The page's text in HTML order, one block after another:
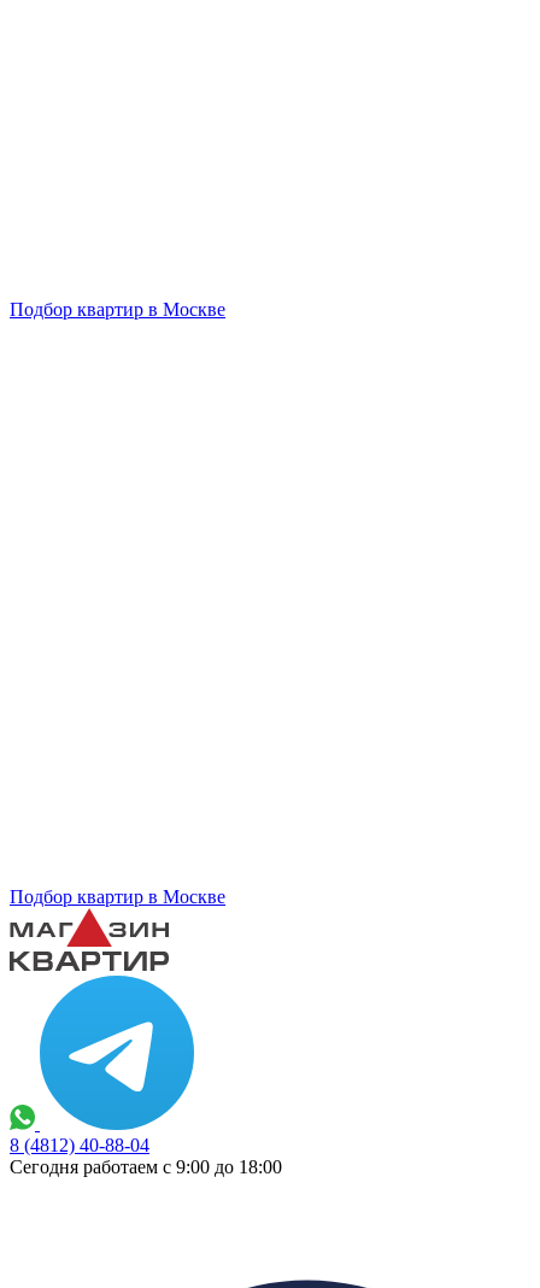
Подбор квартир в Москве
Подбор квартир в Москве
8 (4812) 40-88-04
Сегодня работаем с 9:00 до 18:00